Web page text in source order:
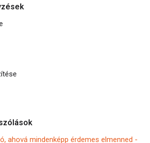
ahová mindenképp érdemes elmenned -